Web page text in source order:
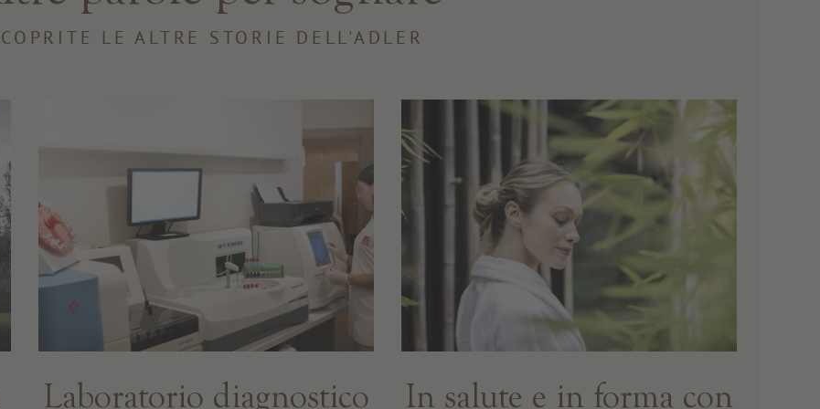
LE ALTRE STORIE DELL'ADLER
Laboratorio diagnostico In salute e in forma con